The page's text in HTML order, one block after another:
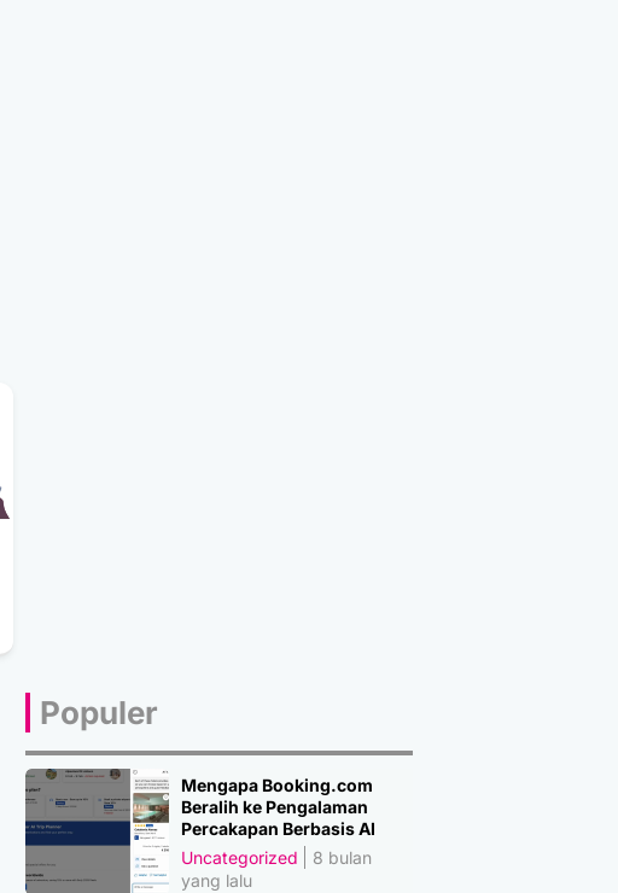
Populer
Mengapa Booking.com
Beralih ke Pengalaman
Percakapan Berbasis AI
Uncategorized
8 bulan
yang lalu